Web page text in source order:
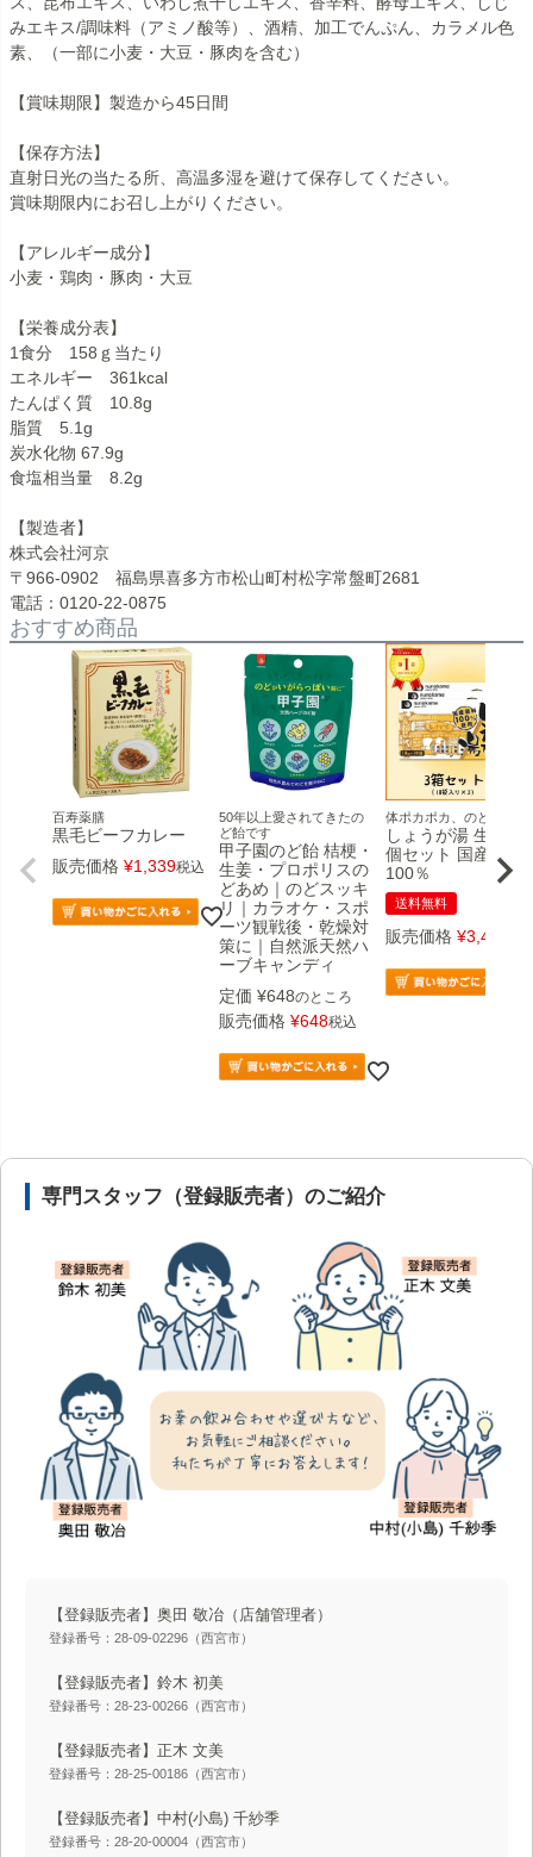
みエキス/調味料（アミノ酸等）、酒精、加工でんぷん、カラメル色
素、（一部に小麦・大豆・豚肉を含む）
【賞味期限】製造から45日間
【保存方法】
直射日光の当たる所、高温多湿を避けて保存してください。
賞味期限内にお召し上がりください。
【アレルギー成分】
小麦・鶏肉・豚肉・大豆
【栄養成分表】
1食分 158ｇ当たり
エネルギー 361kcal
たんぱく質 10.8g
脂質 5.1g
炭水化物 67.9g
食塩相当量 8.2g
【製造者】
株式会社河京
〒966-0902 福島県喜多方市松山町村松字常盤町2681
電話：0120-22-0875
おすすめ商品
百寿薬膳
黒毛ビーフカレー
販売価格 ¥1,339税込
50年以上愛されてきたの
ど飴です
甲子園のど飴 桔梗・
生姜・プロポリスの
どあめ｜のどスッキ
リ｜カラオケ・スポ
ーツ観戦後・乾燥対
策に｜自然派天然ハ
ーブキャンディ
定価 ¥648のところ
販売価格 ¥648税込
体ポカポカ、のどスッキ
しょうが湯 生姜湯
個セット 国産原料
100％
送料無料
販売価格 ¥3,456
専門スタッフ（登録販売者）のご紹介
【登録販売者】奥田 敬冶 （店舗管理者）
登録番号：28-09-02296（西宮市）
【登録販売者】鈴木 初美
登録番号：28-23-00266（西宮市）
【登録販売者】正木 文美
登録番号：28-25-00186（西宮市）
【登録販売者】中村(小島) 千紗季
登録番号：28-20-00004（西宮市）